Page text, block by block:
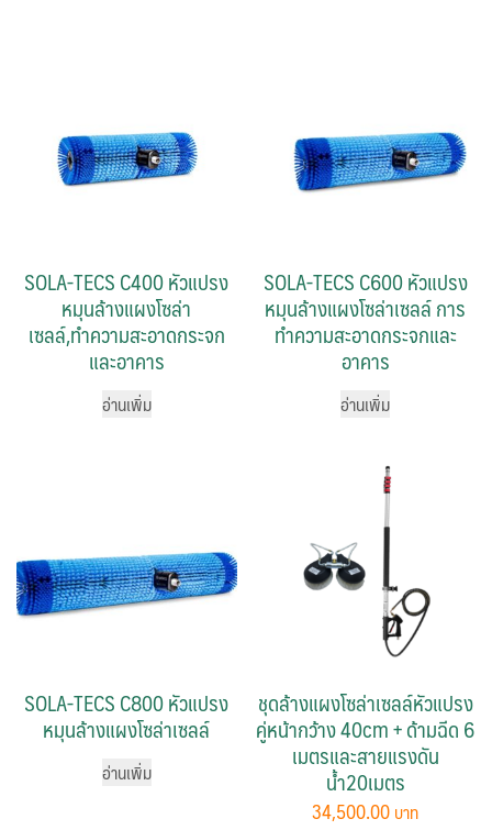
SOLA-TECS C400 หัวแปรง
หมุนล้างแผงโซล่า
เซลล์,ทำความสะอาดกระจก
และอาคาร
อ่านเพิ่ม
SOLA-TECS C600 หัวแปรง
หมุนล้างแผงโซล่าเซลล์ การ
ทำความสะอาดกระจกและ
อาคาร
อ่านเพิ่ม
SOLA-TECS C800 หัวแปรง
หมุนล้างแผงโซล่าเซลล์
อ่านเพิ่ม
ชุดล้างแผงโซล่าเซลล์หัวแปรง
คู่หน้ากว้าง 40cm + ด้ามฉีด 6
เมตรและสายแรงดัน
น้ำ20เมตร
34,500.00